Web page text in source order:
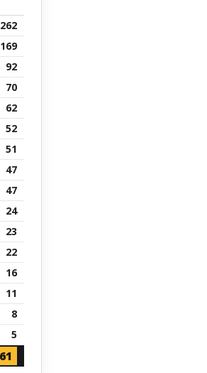
262
169
92
70
62
52
51
47
47
24
23
22
16
11
8
5